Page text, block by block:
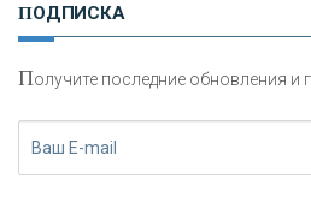
«НАЦИОНАЛЬНЫЙ
«ФК ОТКРЫТИЕ»
ПОДПИСКА
Получите последние обновления и